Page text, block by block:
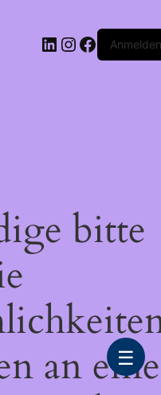
LinkedIn
Instagram
FacebookAnmelden
bitte
an
☰